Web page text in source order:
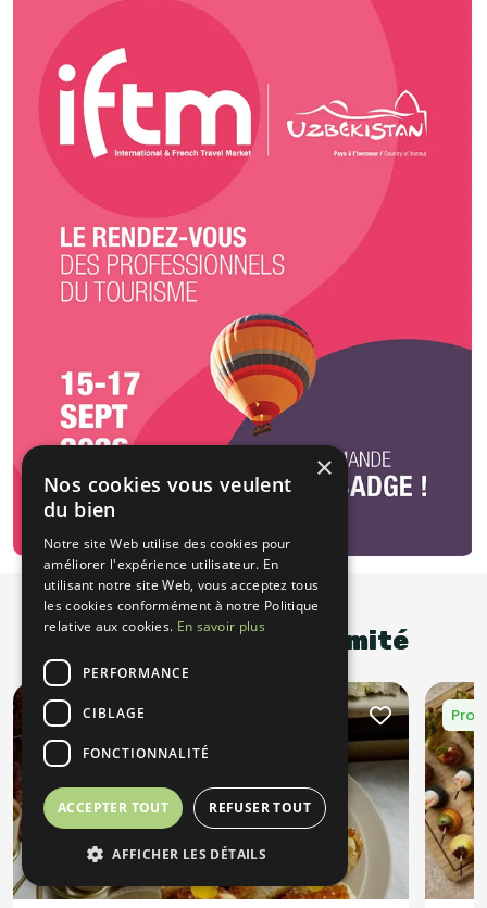
Promotions à proximité
Promotion Éco-responsable 🌱
×
Nos cookies vous veulent
du bien
Notre site Web utilise des cookies pour
améliorer l'expérience utilisateur. En
utilisant notre site Web, vous acceptez tous
les cookies conformément à notre Politique
relative aux cookies. En savoir plus
PERFORMANCE
CIBLAGE
FONCTIONNALITÉ
ACCEPTER TOUT REFUSER TOUT
AFFICHER LES DÉTAILS